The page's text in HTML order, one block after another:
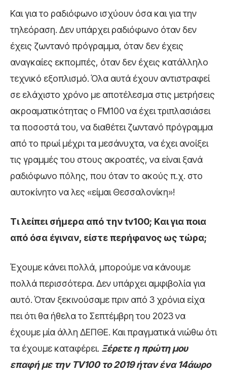
Και για το ραδιόφωνο ισχύουν όσα και για την
τηλεόραση. Δεν υπάρχει ραδιόφωνο όταν δεν
έχεις ζωντανό πρόγραμμα, όταν δεν έχεις
αναγκαίες εκπομπές, όταν δεν έχεις κατάλληλο
τεχνικό εξοπλισμό. Όλα αυτά έχουν αντιστραφεί
σε ελάχιστο χρόνο με αποτέλεσμα στις μετρήσεις
ακροαματικότητας ο FM100 να έχει τριπλασιάσει
τα ποσοστά του, να διαθέτει ζωντανό πρόγραμμα
από το πρωί μέχρι τα μεσάνυχτα, να έχει ανοίξει
τις γραμμές του στους ακροατές, να είναι ξανά
ραδιόφωνο πόλης, που όταν το ακούς π.χ. στο
αυτοκίνητο να λες «είμαι Θεσσαλονίκη»!
Τι λείπει σήμερα από την tv100; Kαι για ποια
από όσα έγιναν, είστε περήφανος ως τώρα;
Έχουμε κάνει πολλά, μπορούμε να κάνουμε
πολλά περισσότερα. Δεν υπάρχει αμφιβολία για
αυτό. Όταν ξεκινούσαμε πριν από 3 χρόνια είχα
πει ότι θα ήθελα το Σεπτέμβρη του 2023 να
έχουμε μία άλλη ΔΕΠΘΕ. Και πραγματικά νιώθω ότι
τα έχουμε καταφέρει. Ξέρετε η πρώτη μου
επαφή με την TV100 το 2019 ήταν ένα 14άωρο